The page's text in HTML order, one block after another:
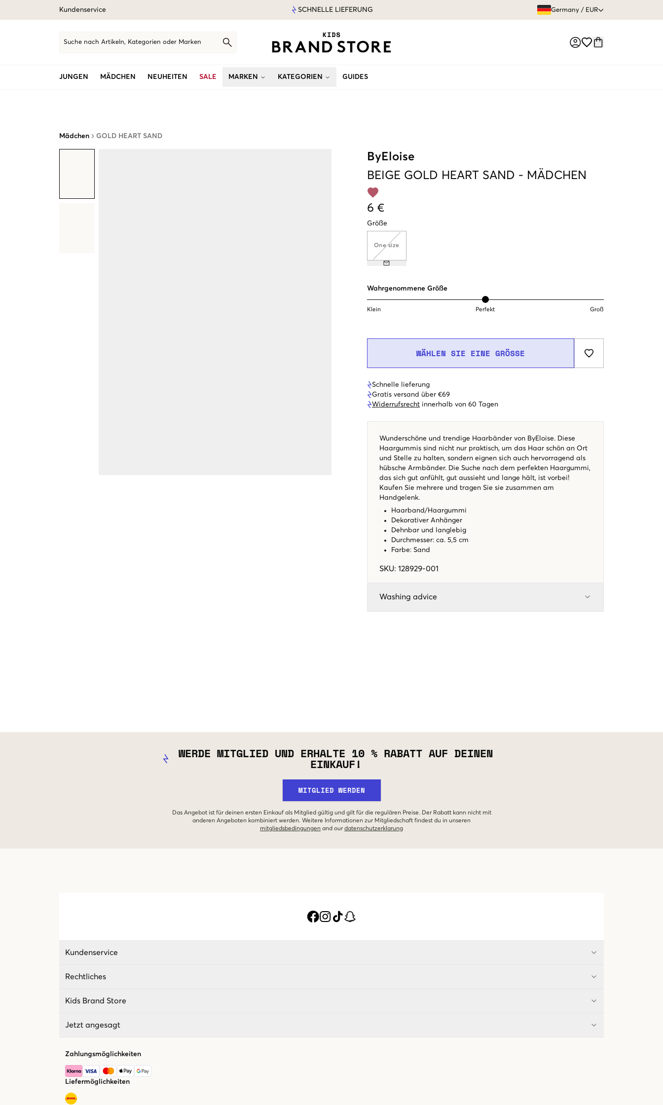
Kundenservice SCHNELLE LIEFERUNG Germany / EUR
Suche nach Artikeln, Kategorien oder Marken
JUNGEN MÄDCHEN NEUHEITEN SALE MARKEN KATEGORIEN GUIDES
Mädchen GOLD HEART SAND
ByEloise
BEIGE GOLD HEART SAND - MÄDCHEN
6 €
Größe
One size
Wahrgenommene Größe
Klein Perfekt Groß
WÄHLEN SIE EINE GRÖSSE
Schnelle lieferung
Gratis versand über €69
Widerrufsrecht innerhalb von 60 Tagen
Wunderschöne und trendige Haarbänder von ByEloise. Diese
Haargummis sind nicht nur praktisch, um das Haar schön an Ort
und Stelle zu halten, sondern eignen sich auch hervorragend als
hübsche Armbänder. Die Suche nach dem perfekten Haargummi,
das sich gut anfühlt, gut aussieht und lange hält, ist vorbei!
Kaufen Sie mehrere und tragen Sie sie zusammen am
Handgelenk.
Haarband/Haargummi
Dekorativer Anhänger
Dehnbar und langlebig
Durchmesser: ca. 5,5 cm
Farbe: Sand
SKU: 128929-001
Washing advice
WERDE MITGLIED UND ERHALTE 10 % RABATT AUF DEINEN
EINKAUF!
MITGLIED WERDEN
Das Angebot ist für deinen ersten Einkauf als Mitglied gültig und gilt für die regulären Preise. Der Rabatt kann nicht mit
anderen Angeboten kombiniert werden. Weitere Informationen zur Mitgliedschaft findest du in unseren
mitgliedsbedingungen and our datenschutzerklarung
Kundenservice
Rechtliches
Kids Brand Store
Jetzt angesagt
Zahlungsmöglichkeiten
Liefermöglichkeiten